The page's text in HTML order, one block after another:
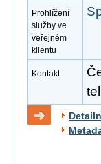
Prohlížení
služby ve
veřejném
klientu
Kontakt